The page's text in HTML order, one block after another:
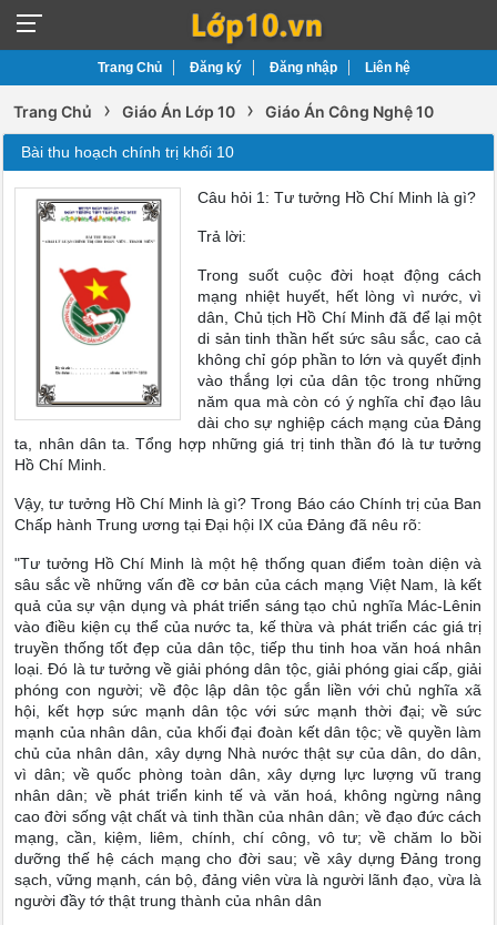
Trang Chủ Đăng ký Đăng nhập Liên hệ
Trang Chủ › Giáo Án Lớp 10 › Giáo Án Công Nghệ 10
Bài thu hoạch chính trị khối 10
Câu hỏi 1: Tư tưởng Hồ Chí Minh là gì?
Trả lời:
Trong suốt cuộc đời hoạt động cách
mạng nhiệt huyết, hết lòng vì nước, vì
dân, Chủ tịch Hồ Chí Minh đã để lại một
di sản tinh thần hết sức sâu sắc, cao cả
không chỉ góp phần to lớn và quyết định
vào thắng lợi của dân tộc trong những
năm qua mà còn có ý nghĩa chỉ đạo lâu
dài cho sự nghiệp cách mạng của Đảng
ta, nhân dân ta. Tổng hợp những giá trị tinh thần đó là tư tưởng
Hồ Chí Minh.
Vậy, tư tưởng Hồ Chí Minh là gì? Trong Báo cáo Chính trị của Ban
Chấp hành Trung ương tại Đại hội IX của Đảng đã nêu rõ:
"Tư tưởng Hồ Chí Minh là một hệ thống quan điểm toàn diện và
sâu sắc về những vấn đề cơ bản của cách mạng Việt Nam, là kết
quả của sự vận dụng và phát triển sáng tạo chủ nghĩa Mác-Lênin
vào điều kiện cụ thể của nước ta, kế thừa và phát triển các giá trị
truyền thống tốt đẹp của dân tộc, tiếp thu tinh hoa văn hoá nhân
loại. Đó là tư tưởng về giải phóng dân tộc, giải phóng giai cấp, giải
phóng con người; về độc lập dân tộc gắn liền với chủ nghĩa xã
hội, kết hợp sức mạnh dân tộc với sức mạnh thời đại; về sức
mạnh của nhân dân, của khối đại đoàn kết dân tộc; về quyền làm
chủ của nhân dân, xây dựng Nhà nước thật sự của dân, do dân,
vì dân; về quốc phòng toàn dân, xây dựng lực lượng vũ trang
nhân dân; về phát triển kinh tế và văn hoá, không ngừng nâng
cao đời sống vật chất và tinh thần của nhân dân; về đạo đức cách
mạng, cần, kiệm, liêm, chính, chí công, vô tư; về chăm lo bồi
dưỡng thế hệ cách mạng cho đời sau; về xây dựng Đảng trong
sạch, vững mạnh, cán bộ, đảng viên vừa là người lãnh đạo, vừa là
người đầy tớ thật trung thành của nhân dân